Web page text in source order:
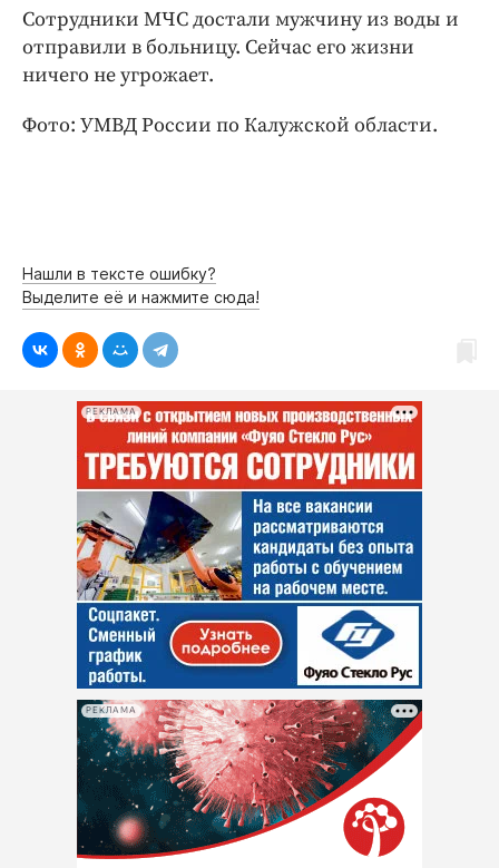
Сотрудники МЧС достали мужчину из воды и
отправили в больницу. Сейчас его жизни
ничего не угрожает.
Фото: УМВД России по Калужской области.
Нашли в тексте ошибку?
Выделите её и нажмите сюда!
РЕКЛАМА
РЕКЛАМА